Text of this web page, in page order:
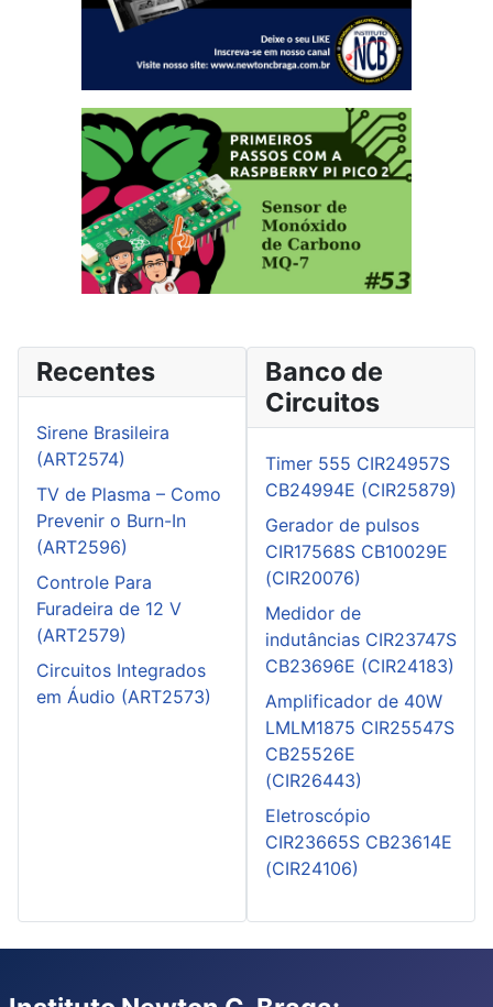
Recentes
Sirene Brasileira
(ART2574)
TV de Plasma – Como
Prevenir o Burn-In
(ART2596)
Controle Para
Furadeira de 12 V
(ART2579)
Circuitos Integrados
em Áudio (ART2573)
Banco de
Circuitos
Timer 555 CIR24957S
CB24994E (CIR25879)
Gerador de pulsos
CIR17568S CB10029E
(CIR20076)
Medidor de
indutâncias CIR23747S
CB23696E (CIR24183)
Amplificador de 40W
LMLM1875 CIR25547S
CB25526E
(CIR26443)
Eletroscópio
CIR23665S CB23614E
(CIR24106)